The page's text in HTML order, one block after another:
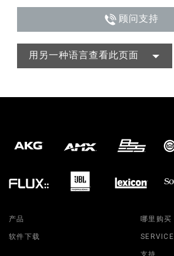
顾问支持
用另一种语言查看此页面
产品
软件下载
哪里购买
SERVICE
支持